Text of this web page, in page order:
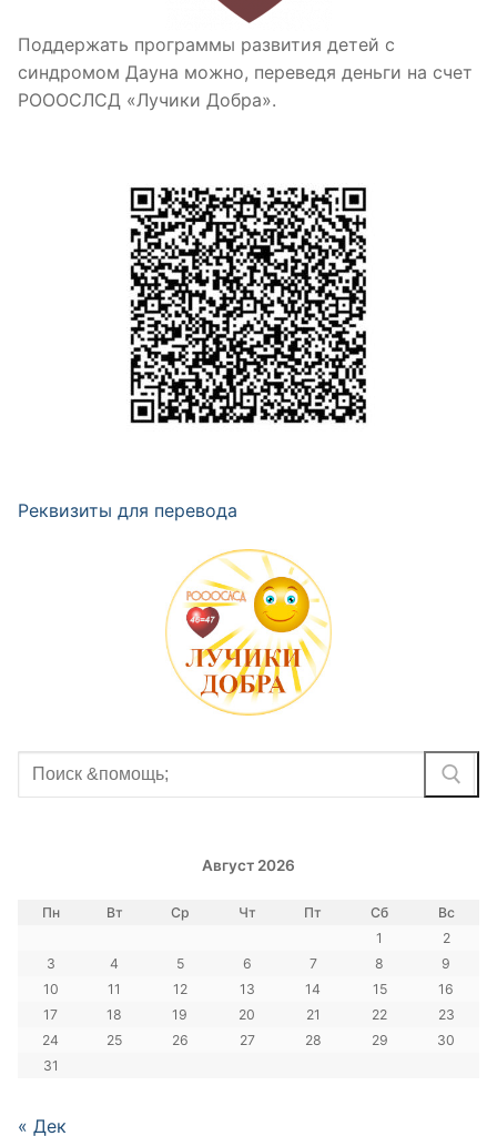
Поддержать программы развития детей с
синдромом Дауна можно, переведя деньги на счет
РОООСЛСД «Лучики Добра».
Реквизиты для перевода
Найти:
Август 2026
Пн Вт Ср Чт Пт Сб
Вс
1
2
3
4 5 6 7 8
9
10
11 12 13 14 15
16
17
18 19 20 21 22
23
24
25 26 27 28 29
30
31
« Дек